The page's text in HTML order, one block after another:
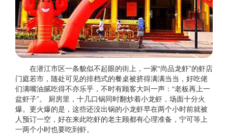
在潜江市区一条貌似不起眼的街上，一家“尚品龙虾”的虾店
门庭若市，随处可见的排档式的餐桌被挤得满满当当，好吃佬
们满嘴油腻吃得不亦乐乎，不时有顾客大叫一声：“老板再上一
盆虾子”。 厨房里，十几口锅同时翻炒着小龙虾，场面十分火
爆。更火爆的是，这些还没出锅的小龙虾早在两个小时前就被
人预订一空，好在来此吃虾的老主顾都有心理准备，宁可等上
一两个小时也要吃到虾。